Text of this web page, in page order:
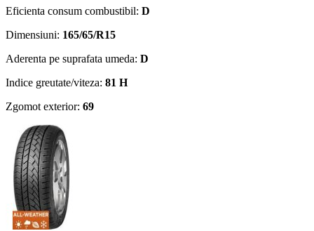
Eficienta consum combustibil: D
Dimensiuni: 165/65/R15
Aderenta pe suprafata umeda: D
Indice greutate/viteza: 81 H
Zgomot exterior: 69